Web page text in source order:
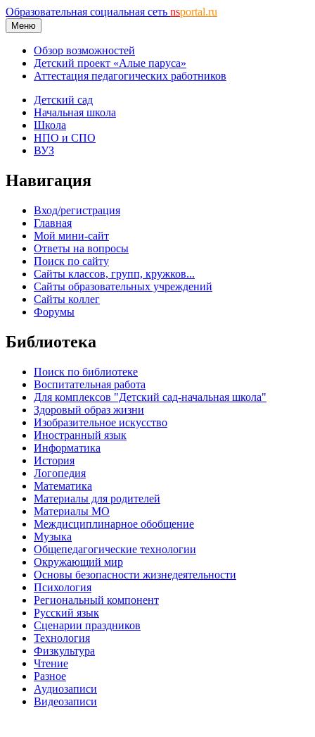
Образовательная социальная сеть nsportal.ru
Меню
Обзор возможностей
Детский проект «Алые паруса»
Аттестация педагогических работников
Детский сад
Начальная школа
Школа
НПО и СПО
ВУЗ
Навигация
Вход/регистрация
Главная
Мой мини-сайт
Ответы на вопросы
Поиск по сайту
Сайты классов, групп, кружков...
Сайты образовательных учреждений
Сайты коллег
Форумы
Библиотека
Поиск по библиотеке
Воспитательная работа
Для комплексов "Детский сад-начальная школа"
Здоровый образ жизни
Изобразительное искусство
Иностранный язык
Информатика
История
Логопедия
Математика
Материалы для родителей
Материалы МО
Междисциплинарное обобщение
Музыка
Общепедагогические технологии
Окружающий мир
Основы безопасности жизнедеятельности
Психология
Региональный компонент
Русский язык
Сценарии праздников
Технология
Физкультура
Чтение
Разное
Аудиозаписи
Видеозаписи